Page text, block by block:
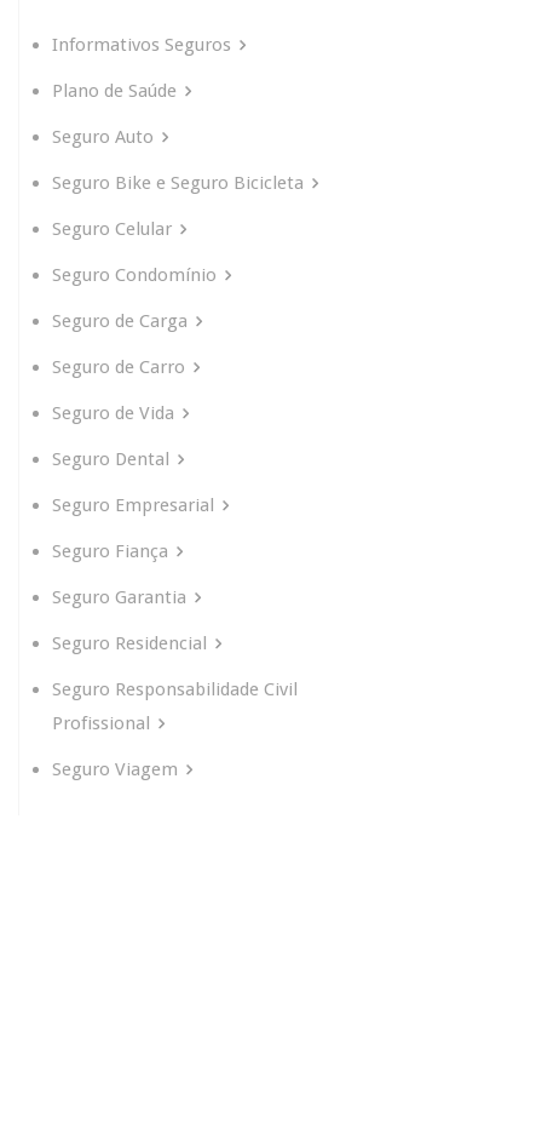
Informativos Seguros
Plano de Saúde
Seguro Auto
Seguro Bike e Seguro Bicicleta
Seguro Celular
Seguro Condomínio
Seguro de Carga
Seguro de Carro
Seguro de Vida
Seguro Dental
Seguro Empresarial
Seguro Fiança
Seguro Garantia
Seguro Residencial
Seguro Responsabilidade Civil
Profissional
Seguro Viagem